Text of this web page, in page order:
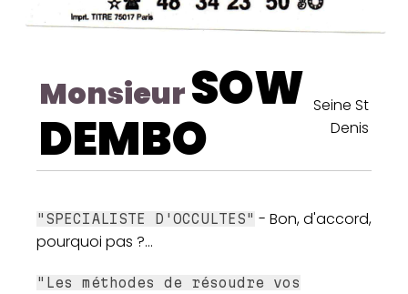
MonsieurSOW
DEMBO
Seine St
Denis
"SPECIALISTE D'OCCULTES" - Bon, d'accord,
pourquoi pas ?...
"Les méthodes de résoudre vos